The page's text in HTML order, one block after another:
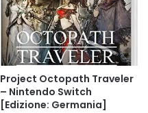
Project Octopath Traveler
– Nintendo Switch
[Edizione: Germania]